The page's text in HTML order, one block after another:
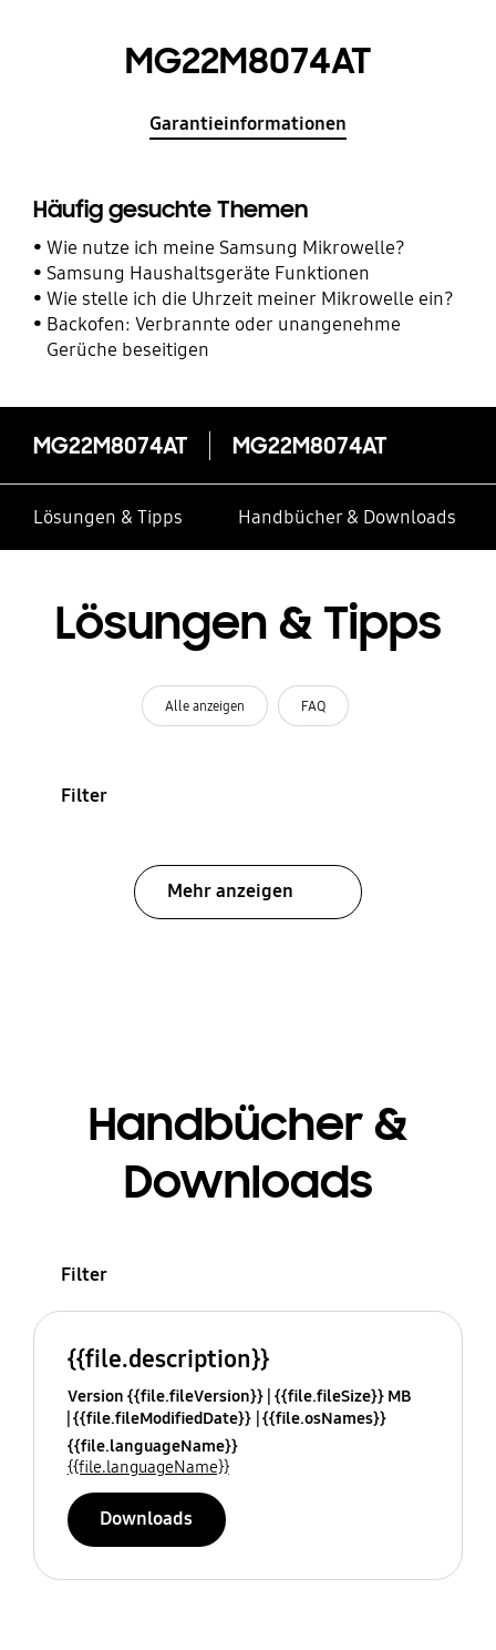
MG22M8074AT
Garantieinformationen
Häufig gesuchte Themen
Wie nutze ich meine Samsung Mikrowelle?
Samsung Haushaltsgeräte Funktionen
Wie stelle ich die Uhrzeit meiner Mikrowelle ein?
Backofen: Verbrannte oder unangenehme
Gerüche beseitigen
MG22M8074AT MG22M8074AT
Lösungen & Tipps Handbücher & Downloads
Lösungen & Tipps
Alle anzeigen FAQ
Filter
Mehr anzeigen
Handbücher &
Downloads
Filter
{{file.description}}
Version {{file.fileVersion}} {{file.fileSize}} MB
{{file.fileModifiedDate}} {{file.osNames}}
{{file.languageName}}
{{file.languageName}}
Downloads